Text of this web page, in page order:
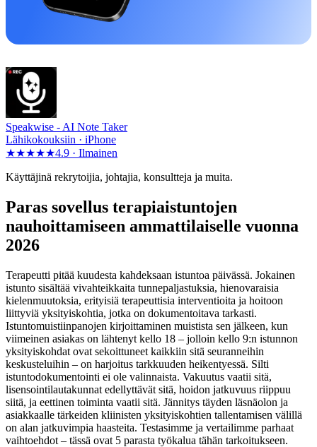
Speakwise - AI Note Taker
Lähikokouksiin · iPhone
★★★★★4.9 · Ilmainen
Käyttäjinä rekrytoijia, johtajia, konsultteja ja muita.
Paras sovellus terapiaistuntojen
nauhoittamiseen ammattilaiselle vuonna
2026
Terapeutti pitää kuudesta kahdeksaan istuntoa päivässä. Jokainen
istunto sisältää vivahteikkaita tunnepaljastuksia, hienovaraisia
kielenmuutoksia, erityisiä terapeuttisia interventioita ja hoitoon
liittyviä yksityiskohtia, jotka on dokumentoitava tarkasti.
Istuntomuistiinpanojen kirjoittaminen muistista sen jälkeen, kun
viimeinen asiakas on lähtenyt kello 18 – jolloin kello 9:n istunnon
yksityiskohdat ovat sekoittuneet kaikkiin sitä seuranneihin
keskusteluihin – on harjoitus tarkkuuden heikentyessä. Silti
istuntodokumentointi ei ole valinnaista. Vakuutus vaatii sitä,
lisensointilautakunnat edellyttävät sitä, hoidon jatkuvuus riippuu
siitä, ja eettinen toiminta vaatii sitä. Jännitys täyden läsnäolon ja
asiakkaalle tärkeiden kliinisten yksityiskohtien tallentamisen välillä
on alan jatkuvimpia haasteita. Testasimme ja vertailimme parhaat
vaihtoehdot – tässä ovat 5 parasta työkalua tähän tarkoitukseen.